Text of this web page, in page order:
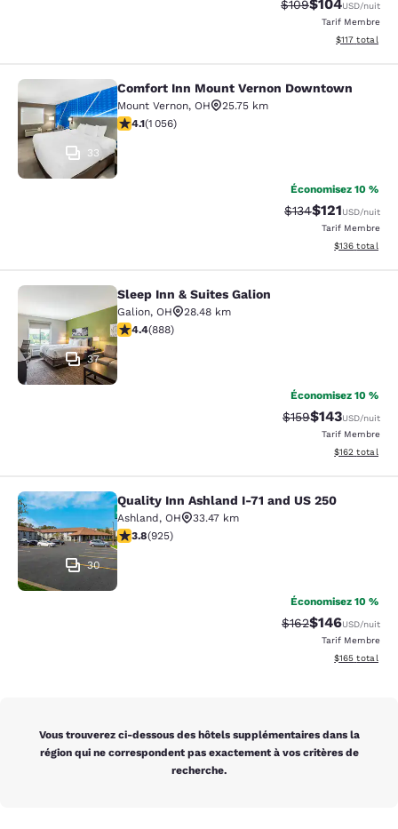
Tarif barré :
$109Tarif réduit :
$104USD/nuit
Tarif Membre
Afficher les
$117 total
Comfort Inn Mount Vernon
33
Comfort Inn Mount Vernon Downtown
Mount Vernon, OH
25.75 km
4.09 étoiles. Très Bien. 1056 commentaires
4.1(1 056)
Économisez 10 %
Tarif barré :
$134Tarif réduit :
$121USD/nuit
Tarif Membre
Afficher les
$136 total
Sleep Inn & Suites Galion
37
Sleep Inn & Suites Galion
Galion, OH
28.48 km
4.36 étoiles. Excellent. 888 commentaires
4.4(888)
Économisez 10 %
Tarif barré :
$159Tarif réduit :
$143USD/nuit
Tarif Membre
Afficher les
$162 total
Quality Inn Ashland I-71 and US 250
30
Quality Inn Ashland I-71 and US 250
Ashland, OH
33.47 km
3.8 étoiles. Bien. 925 commentaires
3.8(925)
Économisez 10 %
Tarif barré :
$162Tarif réduit :
$146USD/nuit
Tarif Membre
Afficher les
$165 total
Vous trouverez ci-dessous des hôtels supplémentaires dans la
région qui ne correspondent pas exactement à vos critères de
recherche.